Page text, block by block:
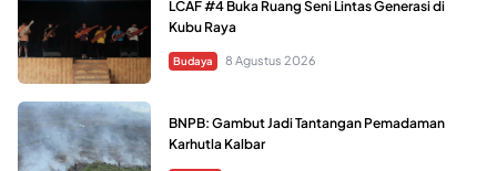
LCAF #4 Buka Ruang Seni Lintas Generasi di
Kubu Raya
Budaya 8 Agustus 2026
BNPB: Gambut Jadi Tantangan Pemadaman
Karhutla Kalbar